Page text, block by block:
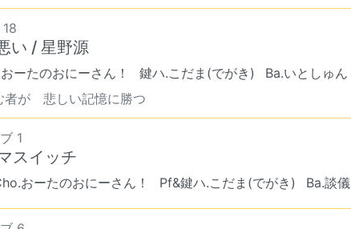
い / 星野源
ーたのおにーさん！ 鍵ハ.こだま(でがき) Ba.いとしゅん
者が 悲しい記憶に勝つ
1
スイッチ
おーたのおにーさん！ Pf&鍵ハ.こだま(でがき) Ba.談儀